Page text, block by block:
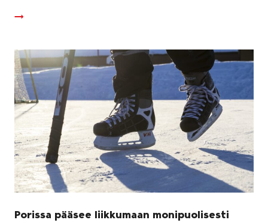
Porissa pääsee liikkumaan monipuolisesti